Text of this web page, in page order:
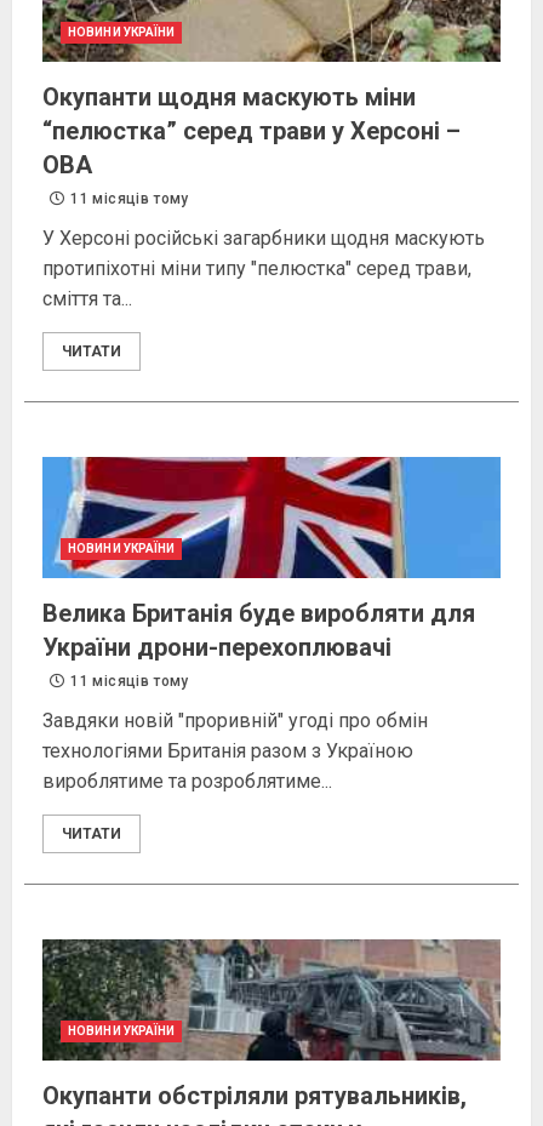
НОВИНИ УКРАЇНИ
Окупанти щодня маскують міни
“пелюстка” серед трави у Херсоні –
ОВА
11 місяців тому
У Херсоні російські загарбники щодня маскують
протипіхотні міни типу "пелюстка" серед трави,
сміття та...
ЧИТАТИ
НОВИНИ УКРАЇНИ
Велика Британія буде виробляти для
України дрони-перехоплювачі
11 місяців тому
Завдяки новій "проривній" угоді про обмін
технологіями Британія разом з Україною
вироблятиме та розроблятиме...
ЧИТАТИ
НОВИНИ УКРАЇНИ
Окупанти обстріляли рятувальників,